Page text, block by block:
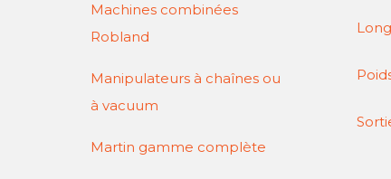
Machines combinées
Robland
Manipulateurs à chaînes ou
à vacuum
Martin gamme complète